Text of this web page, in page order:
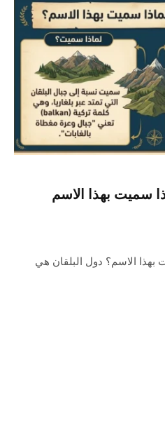
سميت بهذا الاسم
بهذا الاسم؟ دول البلقان هي